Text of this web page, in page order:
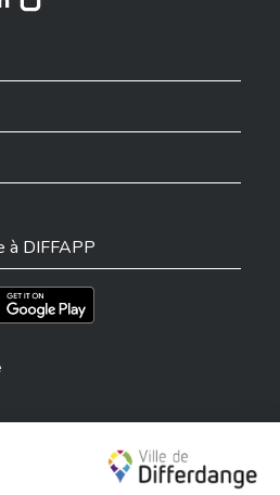
sur Instagram
à DIFFAPP
Storel'app sur Play Store